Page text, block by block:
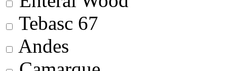
Tebasc 67
Andes